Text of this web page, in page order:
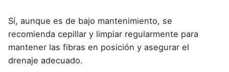
Sí, aunque es de bajo mantenimiento, se
recomienda cepillar y limpiar regularmente para
mantener las fibras en posición y asegurar el
drenaje adecuado.